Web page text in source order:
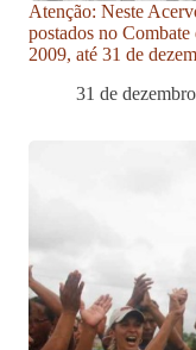
Atenção: Neste
postados no
2009, até 31 de
31 de